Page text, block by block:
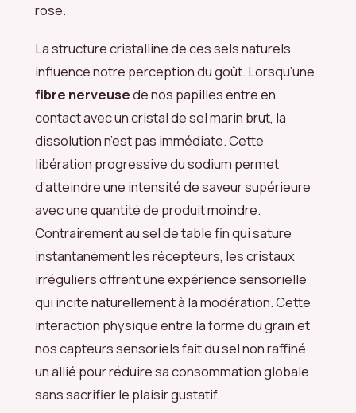
rose.
La structure cristalline de ces sels naturels
influence notre perception du goût. Lorsqu’une
fibre nerveusede nos papilles entre en
contact avec un cristal de sel marin brut, la
dissolution n’est pas immédiate. Cette
libération progressive du sodium permet
d’atteindre une intensité de saveur supérieure
avec une quantité de produit moindre.
Contrairement au sel de table fin qui sature
instantanément les récepteurs, les cristaux
irréguliers offrent une expérience sensorielle
qui incite naturellement à la modération. Cette
interaction physique entre la forme du grain et
nos capteurs sensoriels fait du sel non raffiné
un allié pour réduire sa consommation globale
sans sacrifier le plaisir gustatif.